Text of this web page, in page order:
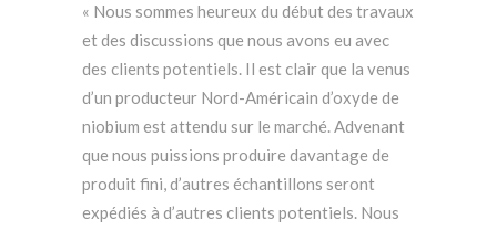
« Nous sommes heureux du début des travaux
et des discussions que nous avons eu avec
des clients potentiels. Il est clair que la venus
d’un producteur Nord-Américain d’oxyde de
niobium est attendu sur le marché. Advenant
que nous puissions produire davantage de
produit fini, d’autres échantillons seront
expédiés à d’autres clients potentiels. Nous